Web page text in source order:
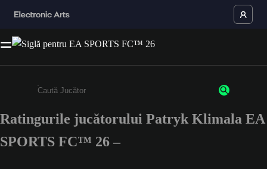
Enter a minimum of 3 characters or numbers
Ratingurile jucătorului Patryk Klimala EA
SPORTS FC™ 26 –